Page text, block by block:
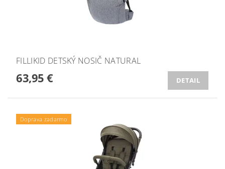
FILLIKID DETSKÝ NOSIČ NATURAL
63,95 € DETAIL
Doprava zadarmo